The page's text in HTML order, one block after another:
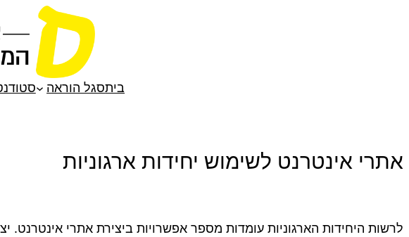
ביתסגל הוראה
אתרי אינטרנט לשימוש יחידות ארגוניות
לרשות היחידות הארגוניות עומדות מספר אפשרויות ביצירת אתרי